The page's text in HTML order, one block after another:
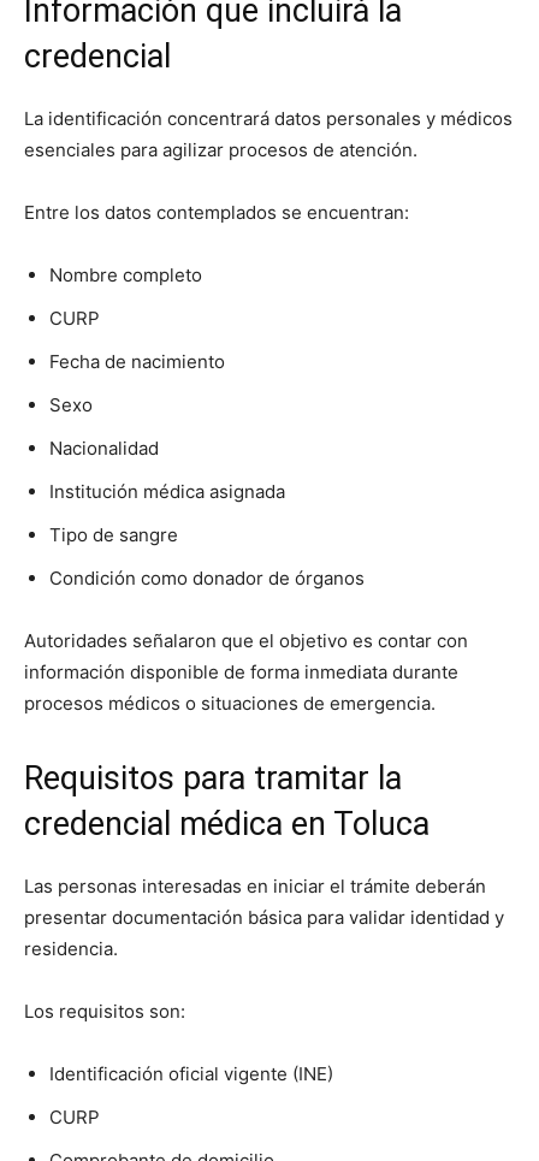
Información que incluirá la
credencial
La identificación concentrará datos personales y médicos
esenciales para agilizar procesos de atención.
Entre los datos contemplados se encuentran:
Nombre completo
CURP
Fecha de nacimiento
Sexo
Nacionalidad
Institución médica asignada
Tipo de sangre
Condición como donador de órganos
Autoridades señalaron que el objetivo es contar con
información disponible de forma inmediata durante
procesos médicos o situaciones de emergencia.
Requisitos para tramitar la
credencial médica en Toluca
Las personas interesadas en iniciar el trámite deberán
presentar documentación básica para validar identidad y
residencia.
Los requisitos son:
Identificación oficial vigente (INE)
CURP